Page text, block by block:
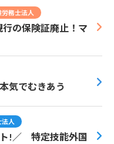
務士法人
の保険証廃止！マ
気でむきあう
人
!／ 特定技能外国